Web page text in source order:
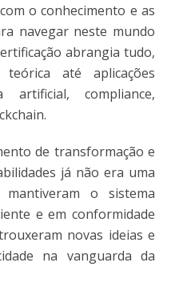
o conhecimento e as
navegar neste mundo
abrangia tudo,
até aplicações
artificial, compliance,
de transformação e
já não era uma
o sistema
e em conformidade
novas ideias e
na vanguarda da